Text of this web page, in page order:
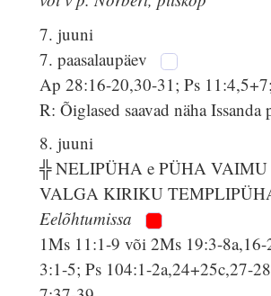
7. juuni
7. paasalaupäev
Ap 28:16-20,30-31; Ps
R: Õiglased saavad näha Issanda
8. juuni
╬ NELIPÜHA e PÜHA
VALGA KIRIKU
Eelõhtumissa
1Ms 11:1-9 või 2Ms 19:3-
3:1-5; Ps 104:1-2a,24+25c,27-